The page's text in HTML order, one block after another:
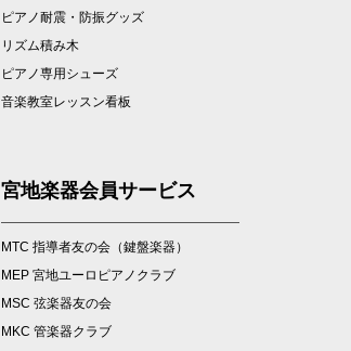
ピアノ耐震・防振グッズ
リズム積み木
ピアノ専用シューズ
音楽教室レッスン看板
宮地楽器会員サービス
MTC 指導者友の会（鍵盤楽器）
MEP 宮地ユーロピアノクラブ
MSC 弦楽器友の会
MKC 管楽器クラブ